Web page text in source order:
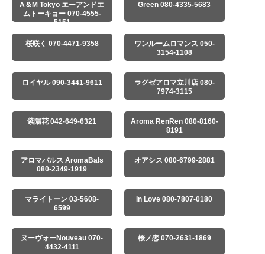
A＆M Tokyo エーアンドエ
ムトーキョー 070-4555-
5151
Green 080-4335-5683
桜咲く 070-4471-9358
ワンルームロマンス 050-
3154-1108
ロイヤル 090-3441-9611
ラグゼアロマ立川店 080-
7974-3115
紫陽花 042-649-6321
Aroma RenRen 080-8160-
8191
アロマバルス AromaBals
080-2349-1919
オアシス 080-6799-2881
マライトーン 03-5608-
6599
In Love 080-7807-0180
ヌーヴォーNouveau 070-
4432-4111
桜ノ恋 070-2631-1869